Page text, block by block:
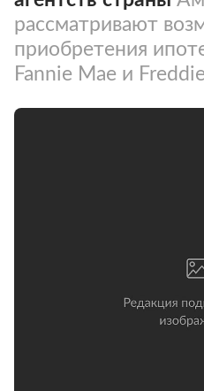
рассматривают
приобретения
Fannie Mae и